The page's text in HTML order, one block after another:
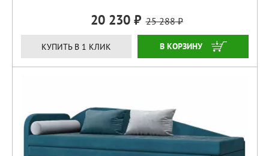
20 230 25 288
КУПИТЬ В 1 КЛИК КУПИТЬ